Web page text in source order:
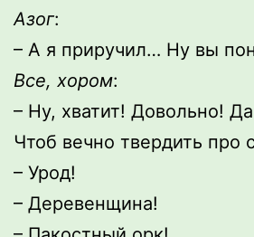
Азог:
– А я приручил… Ну вы
Все, хором:
– Ну, хватит! Довольно!
Чтоб вечно твердить про
– Урод!
– Деревенщина!